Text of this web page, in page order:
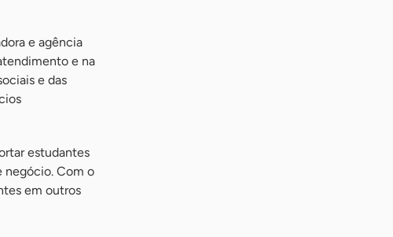
e agência
e na
e das
estudantes
negócio. Com o
em outros